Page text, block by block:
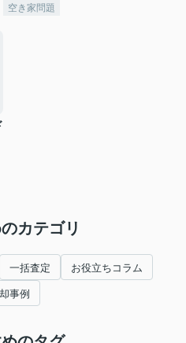
空き家問題
カテゴリ
一括査定 お役立ちコラム
事例